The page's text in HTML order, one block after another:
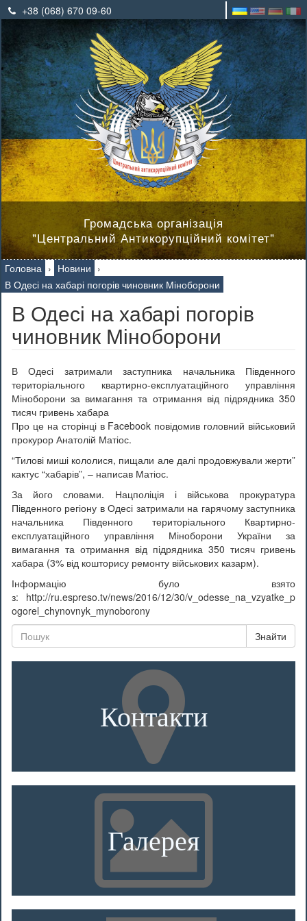
+38 (068) 670 09-60
Громадська організація
"Центральний Антикорупційний комітет"
Головна › Новини ›
В Одесі на хабарі погорів чиновник Міноборони
В Одесі на хабарі погорів
чиновник Міноборони
В Одесі затримали заступника начальника Південного
територіального квартирно-експлуатаційного управління
Міноборони за вимагання та отримання від підрядника 350
тисяч гривень хабара
Про це на сторінці в Facebook повідомив головний військовий
прокурор Анатолій Матіос.
“Тилові миші кололися, пищали але далі продовжували жерти”
кактус “хабарів”, – написав Матіос.
За його словами. Нацполіція і військова прокуратура
Південного регіону в Одесі затримали на гарячому заступника
начальника Південного територіального Квартирно-
експлуатаційного управління Міноборони України за
вимагання та отримання від підрядника 350 тисяч гривень
хабара (3% від кошторису ремонту військових казарм).
Інформацію було взято
з: http://ru.espreso.tv/news/2016/12/30/v_odesse_na_vzyatke_p
ogorel_chynovnyk_mynoborony
Знайти
Контакти
Галерея